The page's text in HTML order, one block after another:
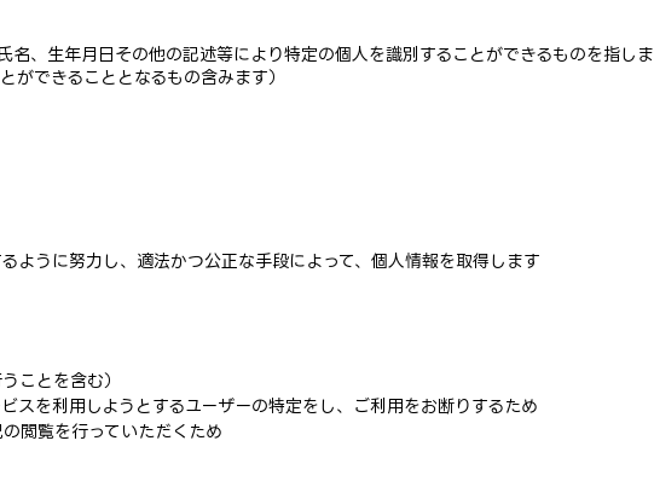
名、生年月日その他の記述等により特定の個人を識別することができるものを指し
できることとなるもの含みます）
ように努力し、適法かつ公正な手段によって、個人情報を取得します
ことを含む）
スを利用しようとするユーザーの特定をし、ご利用をお断りするため
閲覧を行っていただくため